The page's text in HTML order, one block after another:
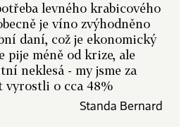
levného krabicového
je víno zvýhodněno
daní, což je ekonomický
pije méně od krize, ale
neklesá - my jsme za
vyrostli o cca 48%
Standa Bernard